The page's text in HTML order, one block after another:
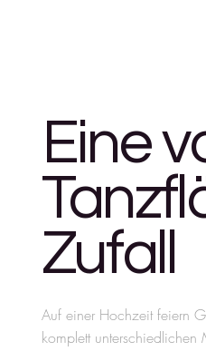
Eine
Zufall
Auf einer Hochzeit feiern
komplett unterschiedlichen